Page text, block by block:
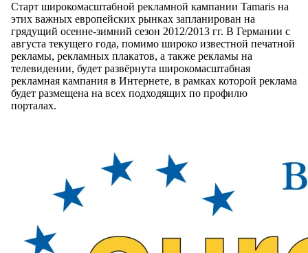
Старт широкомасштабной рекламной кампании Tamaris на
этих важных европейских рынках запланирован на
грядущий осенне-зимний сезон 2012/2013 гг. В Германии с
августа текущего года, помимо широко известной печатной
рекламы, рекламных плакатов, а также рекламы на
телевидении, будет развёрнута широкомасштабная
рекламная кампания в Интернете, в рамках которой реклама
будет размещена на всех подходящих по профилю
порталах.